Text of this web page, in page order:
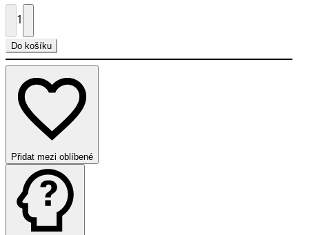
1
Do košíku
Přidat mezi oblíbené